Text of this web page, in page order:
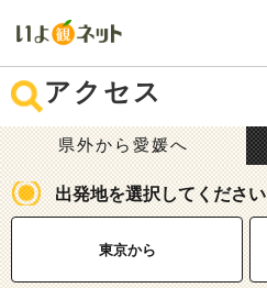
アクセス
県外から愛媛へ
出発地を選択してください
東京から